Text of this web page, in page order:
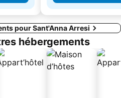
pour Sant'Anna Arresi
hébergements